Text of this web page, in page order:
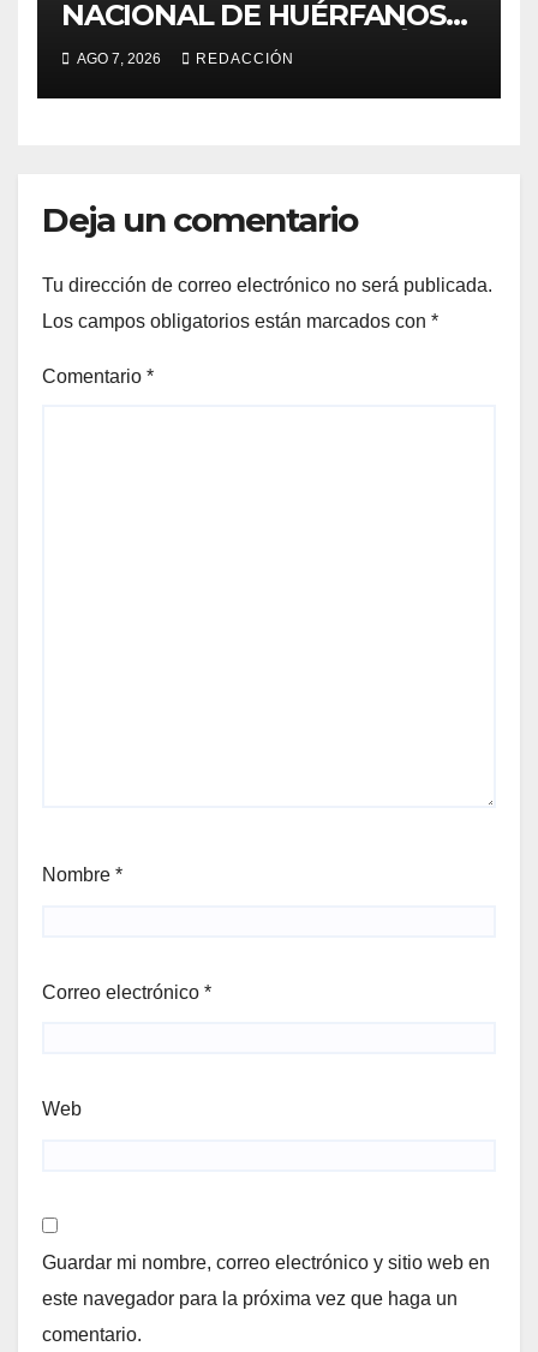
NACIONAL DE HUÉRFANOS
POR FEMINICIDIO EN MÉXICO
AGO 7, 2026 REDACCIÓN
Deja un comentario
Tu dirección de correo electrónico no será publicada.
Los campos obligatorios están marcados con *
Comentario *
Nombre *
Correo electrónico *
Web
Guardar mi nombre, correo electrónico y sitio web en
este navegador para la próxima vez que haga un
comentario.